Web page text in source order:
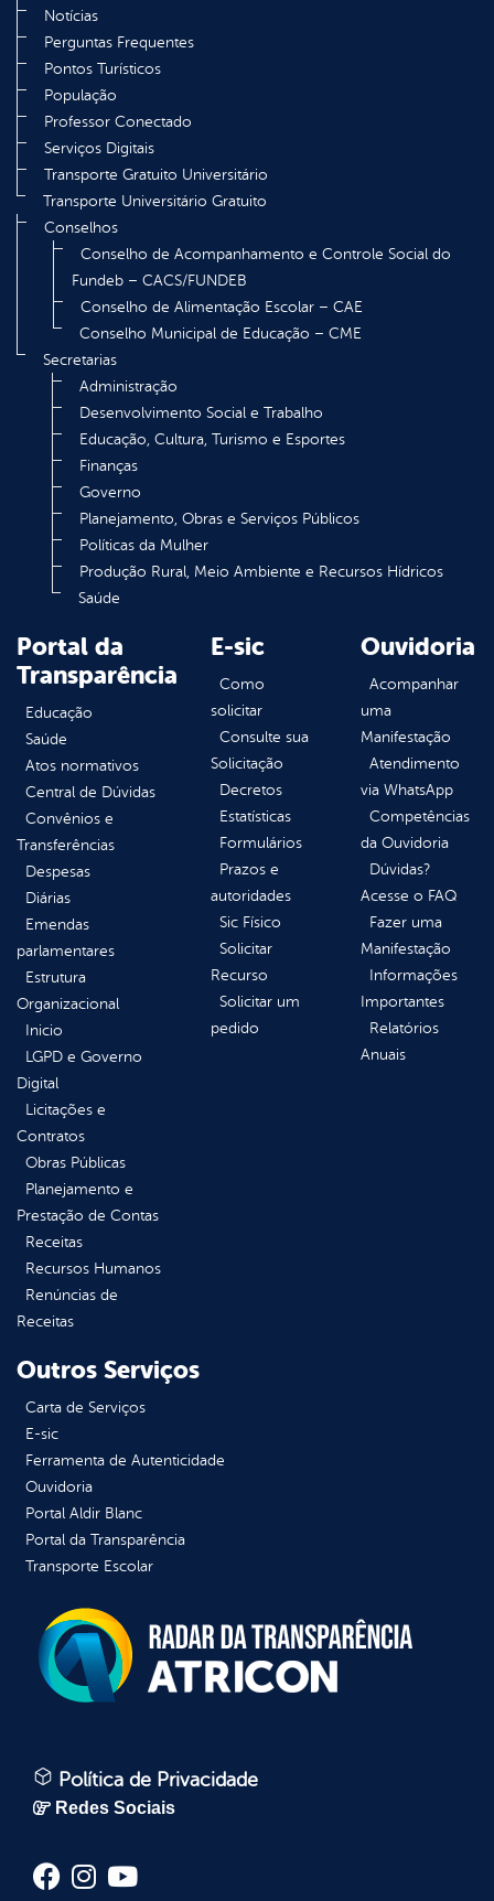
Notícias
Perguntas Frequentes
Pontos Turísticos
População
Professor Conectado
Serviços Digitais
Transporte Gratuito Universitário
Transporte Universitário Gratuito
Conselhos
Conselho de Acompanhamento e Controle Social do
Fundeb – CACS/FUNDEB
Conselho de Alimentação Escolar – CAE
Conselho Municipal de Educação – CME
Secretarias
Administração
Desenvolvimento Social e Trabalho
Educação, Cultura, Turismo e Esportes
Finanças
Governo
Planejamento, Obras e Serviços Públicos
Políticas da Mulher
Produção Rural, Meio Ambiente e Recursos Hídricos
Saúde
Portal da
Transparência
Educação
Saúde
Atos normativos
Central de Dúvidas
Convênios e
Transferências
Despesas
Diárias
Emendas
parlamentares
Estrutura
Organizacional
Inicio
LGPD e Governo
Digital
Licitações e
Contratos
Obras Públicas
Planejamento e
Prestação de Contas
Receitas
Recursos Humanos
Renúncias de
Receitas
E-sic
Como
solicitar
Consulte sua
Solicitação
Decretos
Estatísticas
Formulários
Prazos e
autoridades
Sic Físico
Solicitar
Recurso
Solicitar um
pedido
Ouvidoria
Acompanhar
uma
Manifestação
Atendimento
via WhatsApp
Competências
da Ouvidoria
Dúvidas?
Acesse o FAQ
Fazer uma
Manifestação
Informações
Importantes
Relatórios
Anuais
Outros Serviços
Carta de Serviços
E-sic
Ferramenta de Autenticidade
Ouvidoria
Portal Aldir Blanc
Portal da Transparência
Transporte Escolar
Política de Privacidade
Redes Sociais